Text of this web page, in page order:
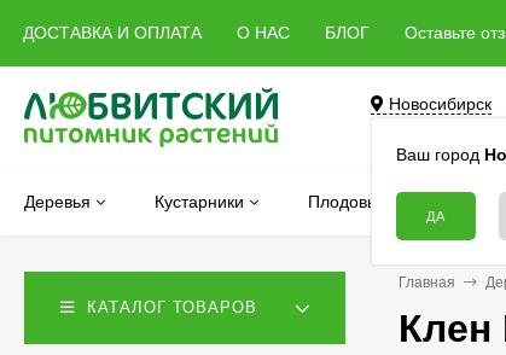
ДОСТАВКА И ОПЛАТА О НАС БЛОГ Оставьте
Новосибирск
Ваш город
Деревья Кустарники Плодовые
КАТАЛОГ ТОВАРОВ
Главная
Клен